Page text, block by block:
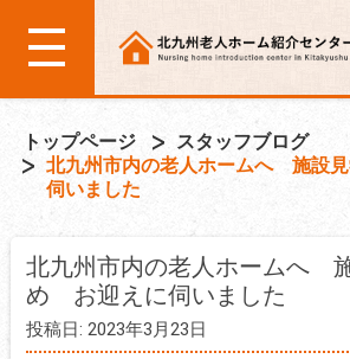
トップページ
スタッフブログ
北九州市内の老人ホームへ 施設
伺いました
北九州市内の老人ホームへ
め お迎えに伺いました
投稿日: 2023年3月23日